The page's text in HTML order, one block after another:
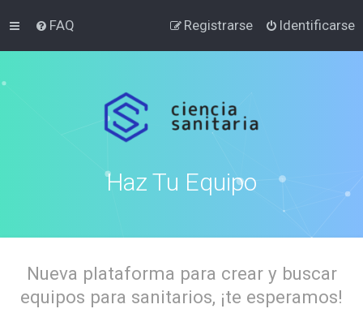
FAQ Identificarse
Registrarse
Haz Tu Equipo
Nueva plataforma para crear y buscar
equipos para sanitarios, ¡te esperamos!